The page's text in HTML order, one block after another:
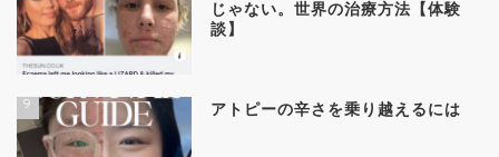
じゃない。世界の治療方法【体験
談】
9 アトピーの辛さを乗り越えるには